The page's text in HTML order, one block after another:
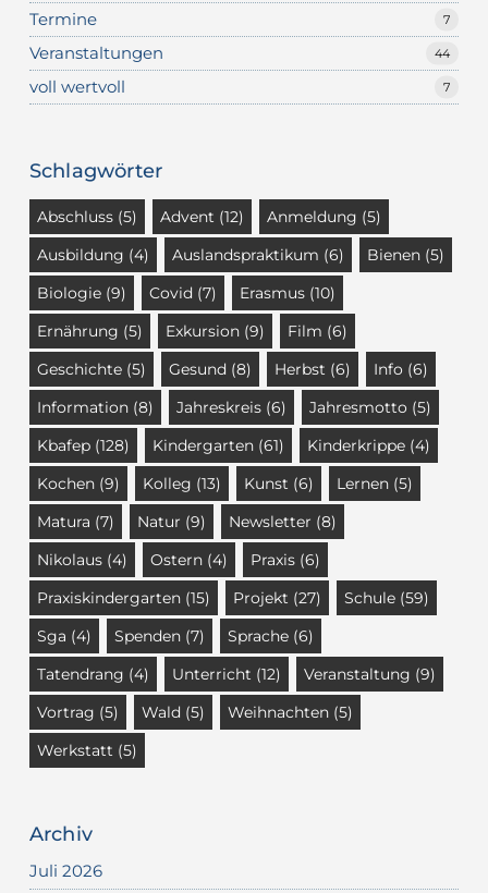
Termine 7
Veranstaltungen 44
voll wertvoll 7
Schlagwörter
Abschluss(5) Advent (12) Anmeldung (5)
Ausbildung (4) Auslandspraktikum (6) Bienen(5)
Biologie(9) Covid (7) Erasmus(10)
Ernährung (5) Exkursion(9) Film (6)
Geschichte(5) Gesund (8) Herbst (6) Info (6)
Information(8) Jahreskreis(6) Jahresmotto (5)
Kbafep(128) Kindergarten(61) Kinderkrippe(4)
Kochen(9) Kolleg (13) Kunst (6) Lernen(5)
Matura (7) Natur (9) Newsletter (8)
Nikolaus(4) Ostern(4) Praxis(6)
Praxiskindergarten(15) Projekt (27) Schule(59)
Sga (4) Spenden(7) Sprache(6)
Tatendrang (4) Unterricht (12) Veranstaltung (9)
Vortrag (5) Wald (5) Weihnachten(5)
Werkstatt (5)
Archiv
Juli 2026